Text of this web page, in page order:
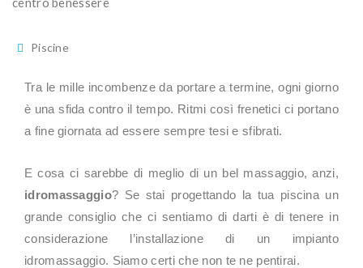
Piscine
Tra le mille incombenze da portare a termine, ogni giorno
è una sfida contro il tempo. Ritmi così frenetici ci portano
a fine giornata ad essere sempre tesi e sfibrati.
E cosa ci sarebbe di meglio di un bel massaggio, anzi,
idromassaggio? Se stai progettando la tua piscina un
grande consiglio che ci sentiamo di darti è di tenere in
considerazione l’installazione di un impianto
idromassaggio. Siamo certi che non te ne pentirai.